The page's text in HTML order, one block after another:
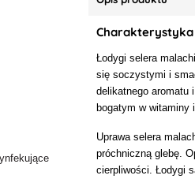
Łodygi selera
się soczystymi i
delikatnego aromatu
bogatym w witaminy
Uprawa selera
próchniczną glebę.
cierpliwości. Łodygi